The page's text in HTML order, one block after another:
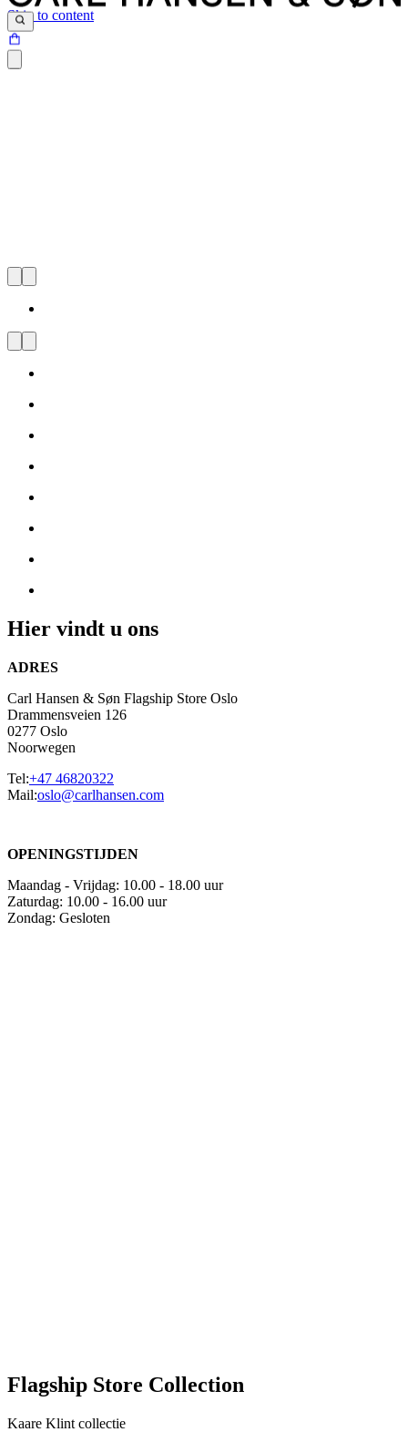
Skip to content
Carl Hansen & Søn Flagship
Hier vindt u ons
ADRES
Carl Hansen & Søn Flagship Store Oslo
Drammensveien 126
0277 Oslo
Noorwegen
Tel:+47 46820322
Mail:oslo@carlhansen.com
OPENINGSTIJDEN
Maandag - Vrijdag: 10.00 - 18.00 uur
Zaturdag: 10.00 - 16.00 uur
Zondag: Gesloten
Flagship Store Collection
Kaare Klint collectie